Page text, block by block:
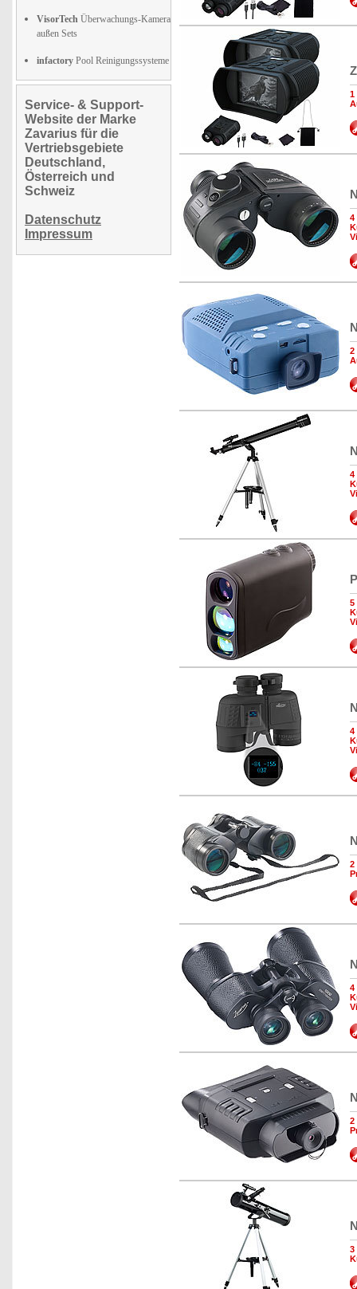
VisorTech Überwachungs-Kamera
außen Sets
infactory Pool Reinigungssysteme
Service- & Support-
Website der Marke
Zavarius für die
Vertriebsgebiete
Deutschland,
Österreich und
Schweiz
Datenschutz
Impressum
1
4
2
4
5
4
2
4
2
3